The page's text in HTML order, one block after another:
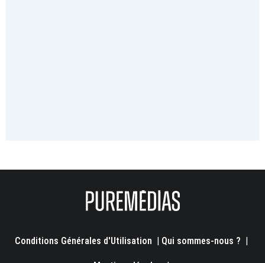
Conditions Générales d'Utilisation Qui sommes-nous ?